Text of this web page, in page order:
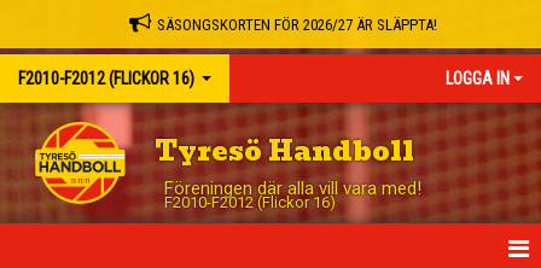
SÄSONGSKORTEN FÖR 2026/27 ÄR SLÄPPTA!
F2010-F2012 (FLICKOR 16) LOGGA IN
Tyresö Handboll
Föreningen där alla vill vara med!
F2010-F2012 (Flickor 16)